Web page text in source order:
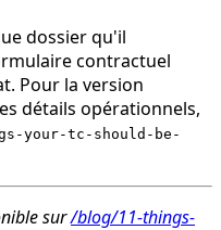
dossier qu'il
contractuel
Pour la version
détails opérationnels,
your-tc-should-be-
sur/blog/11-things-